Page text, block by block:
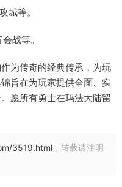
城等。
战等。
为传奇的经典传承，为玩
旨在为玩家提供全面、实
愿所有勇士在玛法大陆留
3519.html ，转载请注明